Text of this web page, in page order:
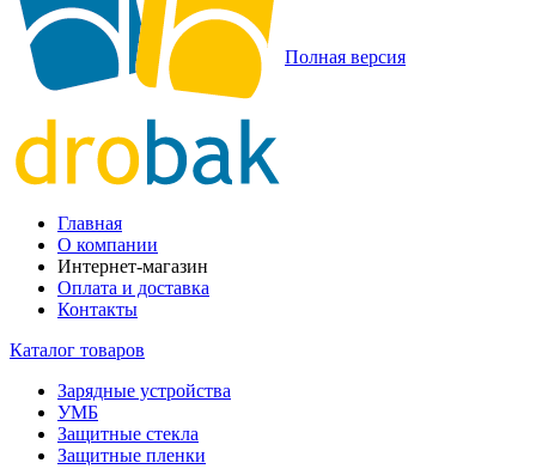
Полная версия
Главная
О компании
Интернет-магазин
Оплата и доставка
Контакты
Каталог товаров
Зарядные устройства
УМБ
Защитные стекла
Защитные пленки